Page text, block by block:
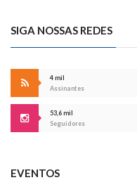
SIGA NOSSAS REDES
4 mil
Assinantes
53,6 mil
Seguidores
EVENTOS